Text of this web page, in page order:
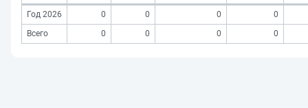
Год 2026 0 0 0
0
Всего
0 0 0 0